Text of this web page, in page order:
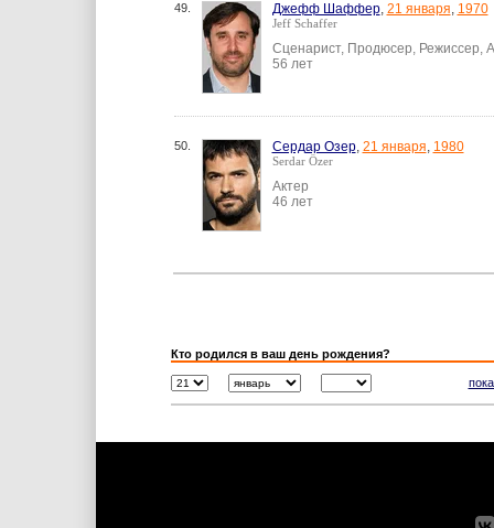
49. Джефф Шаффер, 21 января, 1970
Jeff Schaffer
Сценарист, Продюсер, Режиссер,
56 лет
50. Сердар Озер, 21 января, 1980
Serdar Özer
Актер
46 лет
Кто родился в ваш день рождения?